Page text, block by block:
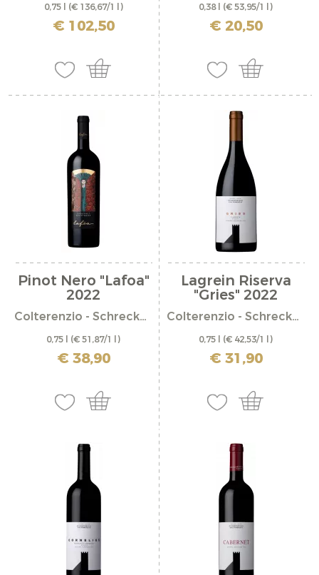
0,75 l (€ 136,67/1 l)
incl. IVA più costi di spedizione
€ 102,50
0,38 l (€ 53,95/1 l)
incl. IVA più costi di spedizione
€ 20,50
Pinot Nero "Lafoa"
2022
Colterenzio - Schreckbichl
0,75 l (€ 51,87/1 l)
incl. IVA più costi di spedizione
€ 38,90
Lagrein Riserva
"Gries" 2022
Colterenzio - Schreckbichl
0,75 l (€ 42,53/1 l)
incl. IVA più costi di spedizione
€ 31,90